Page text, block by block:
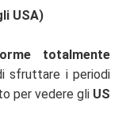
USA)
totalmente
sfruttare i periodi
per vedere gli US